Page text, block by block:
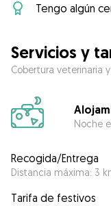
Tengo algún
Servicios y
Cobertura veterinaria
Noche
Recogida/Entrega
Distancia máxima: 3
Tarifa de festivos